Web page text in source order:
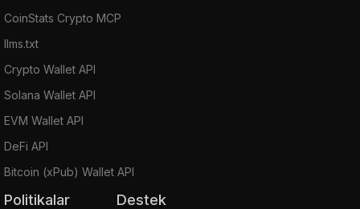
CoinStats Crypto MCP
llms.txt
Crypto Wallet API
Solana Wallet API
EVM Wallet API
DeFi API
Bitcoin (xPub) Wallet API
Politikalar Destek